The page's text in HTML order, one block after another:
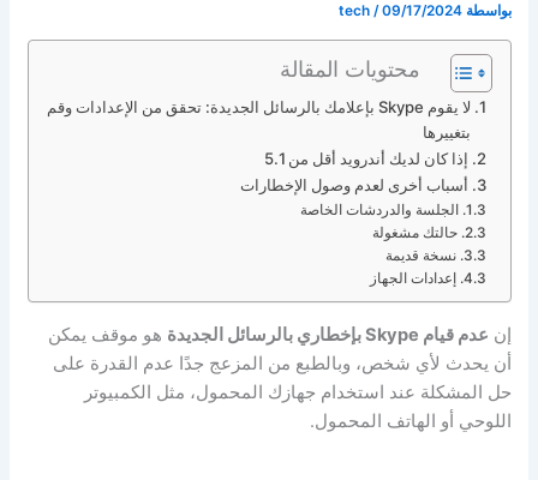
بواسطة tech /09/17/2024
محتويات المقالة
لا يقوم Skype بإعلامك بالرسائل الجديدة: تحقق من الإعدادات وقم
بتغييرها
إذا كان لديك أندرويد أقل من 5.1
أسباب أخرى لعدم وصول الإخطارات
الجلسة والدردشات الخاصة
حالتك مشغولة
نسخة قديمة
إعدادات الجهاز
إن عدم قيام Skype بإخطاري بالرسائل الجديدة
هو موقف يمكن
أن يحدث لأي شخص، وبالطبع من المزعج جدًا عدم القدرة على
حل المشكلة عند استخدام جهازك المحمول، مثل الكمبيوتر
اللوحي أو الهاتف المحمول.